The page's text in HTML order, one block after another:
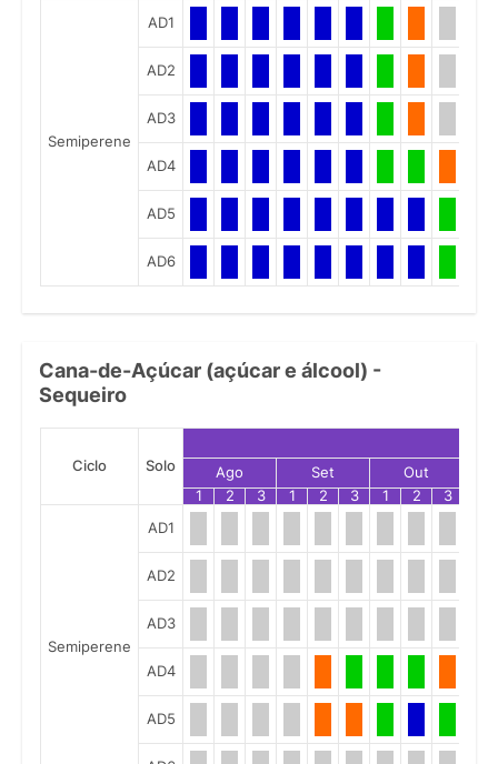
Semiperene
AD1
AD2
AD3
AD4
AD5
AD6
Cana-de-Açúcar (açúcar e álcool) -
Sequeiro
Ciclo Solo Ago Set Out
1
2 3 1 2 3 1 2 3
Semiperene
AD1
AD2
AD3
AD4
AD5